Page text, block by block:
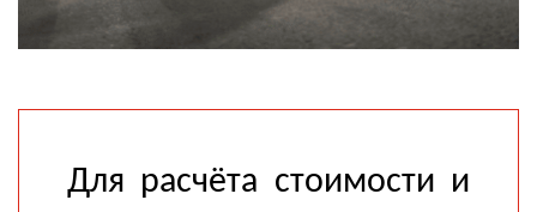
Для расчёта стоимости и